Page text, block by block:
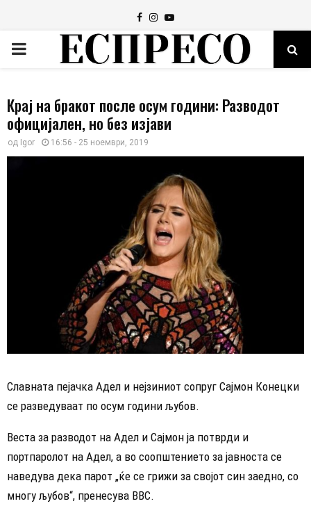
Facebook
Instagram
Youtube
PRIMARY
Крај на бракот после осум години: Разводот
официјален, но без изјави
од Igor 16:56 - 25 ноември, 2019
Славната пејачка Адел и нејзиниот сопруг Сајмон Конецки
се разведуваат по осум години љубов.
Веста за разводот на Адел и Сајмон ја потврди и
портпаролот на Адел, а во соопштението за јавноста се
наведува дека парот „ќе се грижи за својот син заедно, со
многу љубов“, пренесува BBC.